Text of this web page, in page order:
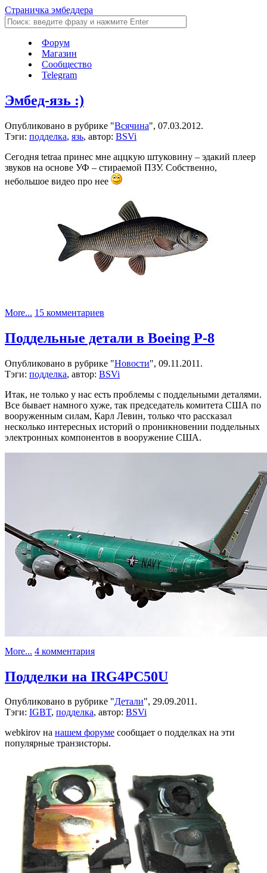
Страничка эмбеддера
Форум
Магазин
Сообщество
Telegram
Эмбед-язь :)
Опубликовано в рубрике "Всячина", 07.03.2012.
Тэги: подделка, язь, автор: BSVi
Сегодня tetraa принес мне аццкую штуковину – эдакий плеер
звуков на основе УФ – стираемой ПЗУ. Собственно,
небольшое видео про нее
More... 15 комментариев
язь
Поддельные детали в Boeing P-8
Опубликовано в рубрике "Новости", 09.11.2011.
Тэги: подделка, автор: BSVi
Итак, не только у нас есть проблемы с поддельными деталями.
Все бывает намного хуже, так председатель комитета США по
вооруженным силам, Карл Левин, только что рассказал
несколько интересных историй о проникновении поддельных
электронных компонентов в вооружение США.
More... 4 комментарияк
Поддельные
детали
Boeing
P-
Подделки на IRG4PC50U
Опубликовано в рубрике "Детали", 29.09.2011.
Тэги: IGBT, подделка, автор: BSVi
webkirov на нашем форуме сообщает о подделках на эти
популярные транзисторы.